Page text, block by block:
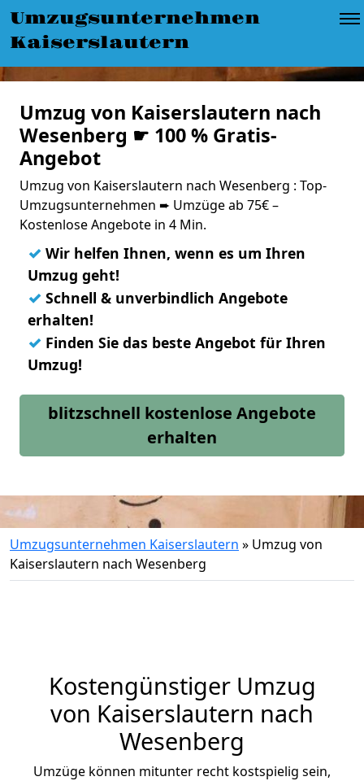
Umzugsunternehmen
Kaiserslautern
Umzug von Kaiserslautern nach
Wesenberg ☛ 100 % Gratis-
Angebot
Umzug von Kaiserslautern nach Wesenberg : Top-
Umzugsunternehmen ➨ Umzüge ab 75€ –
Kostenlose Angebote in 4 Min.
✓ Wir helfen Ihnen, wenn es um Ihren
Umzug geht!
✓ Schnell & unverbindlich Angebote
erhalten!
✓ Finden Sie das beste Angebot für Ihren
Umzug!
blitzschnell kostenlose Angebote
erhalten
Umzugsunternehmen Kaiserslautern » Umzug von
Kaiserslautern nach Wesenberg
Kostengünstiger Umzug
von Kaiserslautern nach
Wesenberg
Umzüge können mitunter recht kostspielig sein,